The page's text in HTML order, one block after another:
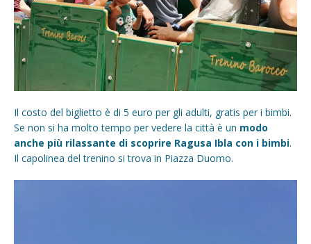
Il costo del biglietto è di 5 euro per gli adulti, gratis per i bimbi.
Se non si ha molto tempo per vedere la città è un modo
anche più rilassante di scoprire Ragusa Ibla con i bimbi.
Il capolinea del trenino si trova in Piazza Duomo.